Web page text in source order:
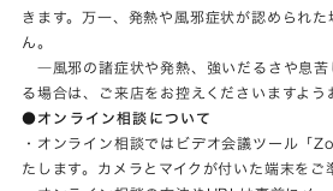
きます。万一、発熱や風邪症状が認められ
ん。
―風邪の諸症状や発熱、強いだるさや息苦
る場合は、ご来店をお控えくださいますよう
●オンライン相談について
・オンライン相談ではビデオ会議ツール「
たします。カメラとマイクが付いた端末をご